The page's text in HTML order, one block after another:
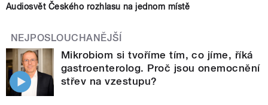
Audiosvět Českého rozhlasu na jednom místě
NEJPOSLOUCHANĚJŠÍ
Mikrobiom si tvoříme tím, co jíme, říká
gastroenterolog. Proč jsou onemocnění
střev na vzestupu?